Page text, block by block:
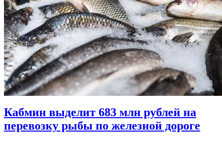
Кабмин выделит 683 млн рублей на
перевозку рыбы по железной дороге